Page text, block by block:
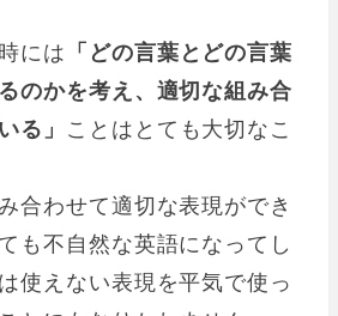
には 「どの言葉とどの言葉
のかを考え、適切な組み合
る」 ことはとても大切なこ
合わせて適切な表現ができ
も不自然な英語になってし
使えない表現を平気で使っ